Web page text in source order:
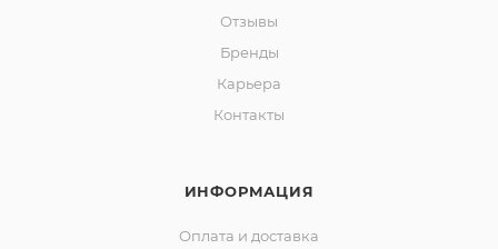
Отзывы
Бренды
Карьера
Контакты
ИНФОРМАЦИЯ
Оплата и доставка